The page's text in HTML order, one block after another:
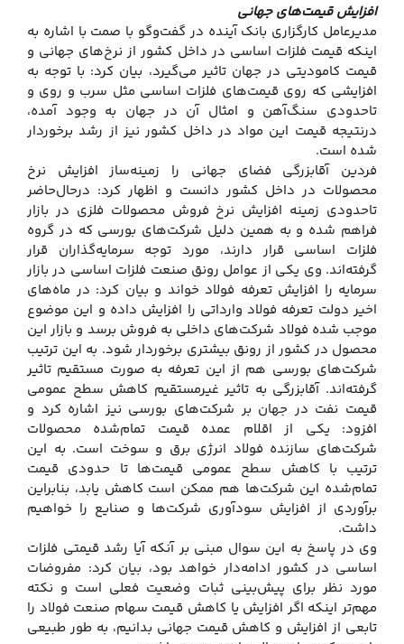
افزایش قیمت‌های جهانی
مدیرعامل کارگزاری بانک آینده در گفت‌وگو با صمت با اشاره به
اینکه قیمت فلزات اساسی در داخل کشور از نرخ‌های جهانی و
قیمت کامودیتی در جهان تاثیر می‌گیرد، بیان کرد: با توجه به
افزایشی که روی قیمت‌های فلزات اساسی مثل سرب و روی و
تاحدودی سنگ‌آهن و امثال آن در جهان به وجود آمده،
درنتیجه قیمت این مواد در داخل کشور نیز از رشد برخوردار
شده است.
فردین آقابزرگی فضای جهانی را زمینه‌ساز افزایش نرخ
محصولات در داخل کشور دانست و اظهار کرد: درحال‌حاضر
تاحدودی زمینه افزایش نرخ فروش محصولات فلزی در بازار
فراهم شده و به همین دلیل شرکت‌های بورسی که در گروه
فلزات اساسی قرار دارند، مورد توجه سرمایه‌گذاران قرار
گرفته‌اند. وی یکی از عوامل رونق صنعت فلزات اساسی در بازار
سرمایه را افزایش تعرفه فولاد خواند و بیان کرد: در ماه‌های
اخیر دولت تعرفه فولاد وارداتی را افزایش داده و این موضوع
موجب شده فولاد شرکت‌های داخلی به فروش برسد و بازار این
محصول در کشور از رونق بیشتری برخوردار شود. به این ترتیب
شرکت‌های بورسی هم از این تعرفه به صورت مستقیم تاثیر
گرفته‌اند. آقابزرگی به تاثیر غیرمستقیم کاهش سطح عمومی
قیمت نفت در جهان بر شرکت‌های بورسی نیز اشاره کرد و
افزود: یکی از اقلام عمده قیمت تمام‌شده محصولات
شرکت‌های سازنده فولاد انرژی برق و سوخت است. به این
ترتیب با کاهش سطح عمومی قیمت‌ها تا حدودی قیمت
تمام‌شده این شرکت‌ها هم ممکن است کاهش یابد، بنابراین
برآوردی از افزایش سودآوری شرکت‌ها و صنایع را خواهیم
داشت.
وی در پاسخ به این سوال مبنی بر آنکه آیا رشد قیمتی فلزات
اساسی در کشور ادامه‌دار خواهد بود، بیان کرد: مفروضات
مورد نظر برای پیش‌بینی ثبات وضعیت فعلی است و نکته
مهم‌تر اینکه اگر افزایش یا کاهش قیمت سهام صنعت فولاد را
تابعی از افزایش و کاهش قیمت جهانی بدانیم، به طور طبیعی